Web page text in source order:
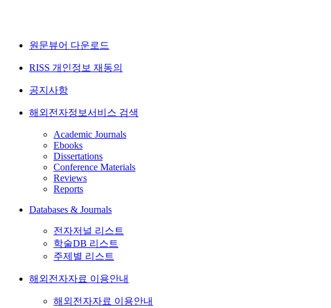
원문뷰어 다운로드
RISS 개인정보 재동의
공지사항
해외전자정보서비스 검색
Academic Journals
Ebooks
Dissertations
Conference Materials
Reviews
Reports
Databases & Journals
전자저널 리스트
학술DB 리스트
주제별 리스트
해외전자자료 이용안내
해외전자자료 이용안내